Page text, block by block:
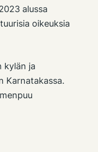
alussa
oikeuksia
kylän ja
Karnatakassa.